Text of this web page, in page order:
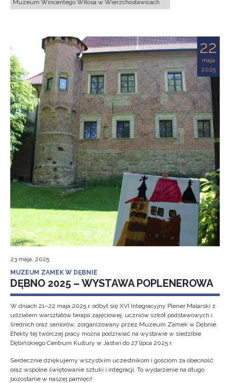
Muzeum Wincentego Witosa w Wierzchosławicach
22
maja
2025
23 maja, 2025
MUZEUM ZAMEK W DĘBNIE
DĘBNO 2025 – WYSTAWA POPLENEROWA
W dniach 21–22 maja 2025 r. odbył się XVI Integracyjny Plener Malarski z
udziałem warsztatów terapii zajęciowej, uczniów szkół podstawowych i
średnich oraz seniorów, zorganizowany przez Muzeum Zamek w Dębnie.
Efekty tej twórczej pracy można podziwiać na wystawie w siedzibie
Dębińskiego Centrum Kultury w Jastwi do 27 lipca 2025 r.
Serdecznie dziękujemy wszystkim uczestnikom i gościom za obecność
oraz wspólne świętowanie sztuki i integracji. To wydarzenie na długo
pozostanie w naszej pamięci!